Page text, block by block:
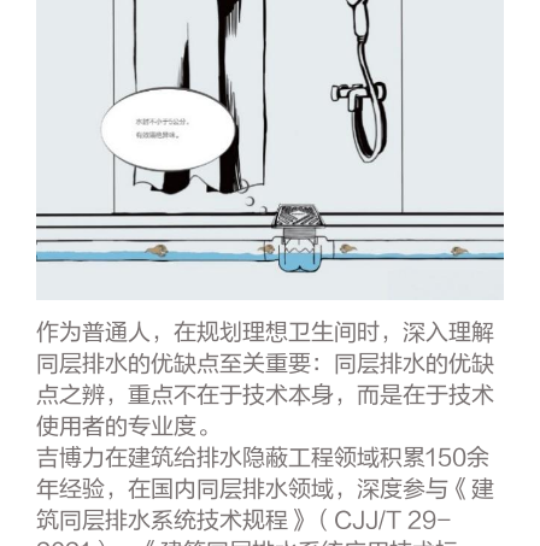
作为普通人，在规划理想卫生间时，深入理解
同层排水的优缺点至关重要：同层排水的优缺
点之辨，重点不在于技术本身，而是在于技术
使用者的专业度。
吉博力在建筑给排水隐蔽工程领域积累150余
年经验，在国内同层排水领域，深度参与《建
筑同层排水系统技术规程》（CJJ/T 29-